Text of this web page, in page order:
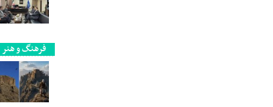
فرهنگ و هنر